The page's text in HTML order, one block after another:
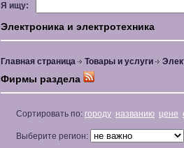
Я ищу:
Электроника и электротехника
Главная страница Товары и услуги
Фирмы раздела
Сортировать по: городу названию цене
Выберите регион: